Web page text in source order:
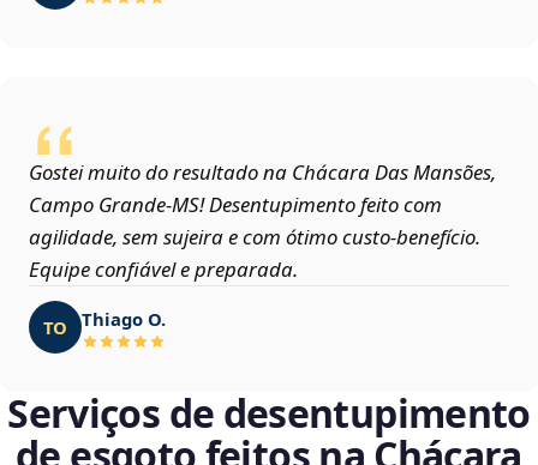
Gostei muito do resultado na Chácara Das Mansões,
Campo Grande‑MS! Desentupimento feito com
agilidade, sem sujeira e com ótimo custo-benefício.
Equipe confiável e preparada.
TO Thiago O.
Serviços de desentupimento